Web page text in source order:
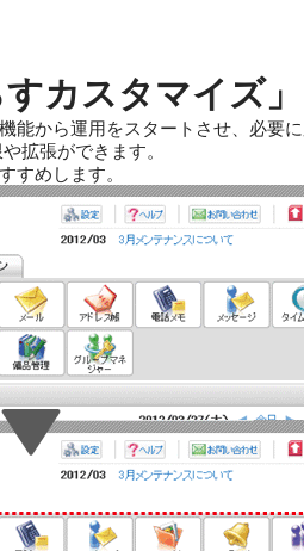
カスタマイズ」
から運用をスタートさせ、必要
拡張ができます。
すめします。